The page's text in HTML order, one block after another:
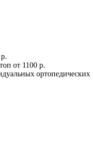
от 1100 р.
ортопедических